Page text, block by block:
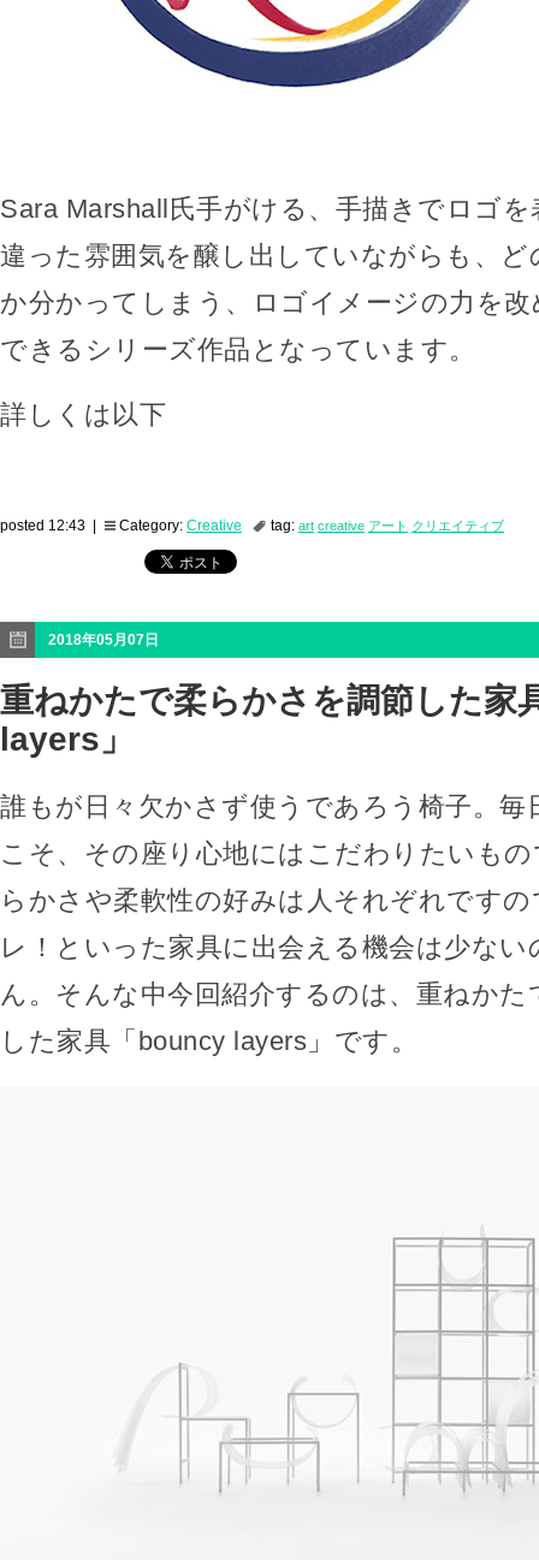
Sara Marshall氏手がける、手描きでロゴ
違った雰囲気を醸し出していながらも、
か分かってしまう、ロゴイメージの力を
できるシリーズ作品となっています。
詳しくは以下
posted 12:43 | Category: Creative tag: art creative アート クリエイティブ
2018年05月07日
重ねかたで柔らかさを調節した家
layers」
誰もが日々欠かさず使うであろう椅子。毎
こそ、その座り心地にはこだわりたいも
らかさや柔軟性の好みは人それぞれです
レ！といった家具に出会える機会は少な
ん。そんな中今回紹介するのは、重ねかた
した家具「bouncy layers」です。